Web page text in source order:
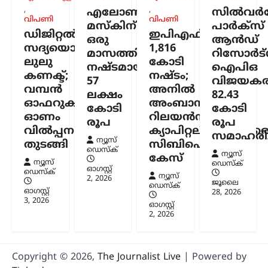
പിന്തുണവേണ്ട, പിന്നില്‍
നിന്ന് കുത്തരുത്; എംവി
ജയരാജനെതിരെ
അര്‍ജുന്‍ ആയങ്കി
ന്യൂസ് ഡെസ്ക്
ഓഗസ്റ്റ്‌ 8, 2026
പൊലീസിനെ ഭീഷണിപ്പെടുത്തിയ
കേസിൽ ഒളിവിൽ കഴിയുന്ന അർജുൻ
ആയങ്കിയെ കണ്ടെത്താനുള്ള
അന്വേഷണം ശക്തമാക്കി പൊലീസ്.
കേസുമായി ബന്ധപ്പെട്ട് ഒളിവിൽ
കഴിയാൻ സഹായം നൽകിയ അഞ്ച്
പേരെ പൊലീസ്…
,
വിപണി
ഡിജിറ്റൽ
സദ്യയൊരുക്കി
ലുലു
കണക്ട്;
വമ്പൻ
ഓഫറുകളുമായി
ഓണം
വിൽപ്പന
തുടങ്ങി
ന്യൂസ്
ഡെസ്ക്
ഓഗസ്റ്റ്‌
3, 2026
എലോൺ
മസ്കിന്
ഒരു
മാസത്തിനുള്ളിൽ
നഷ്ടമായത്
57
ലക്ഷം
കോടി
രൂപ
ന്യൂസ്
ഡെസ്ക്
ഓഗസ്റ്റ്‌
2, 2026
,
വിപണി
ഇപിഎഫ്ഒയ്ക്ക്
1,816
കോടി
നഷ്ടം;
അനിൽ
അംബാനിക്കും
റിലയൻസ്
സിബിഐ
കേസ്
ന്യൂസ്
ഡെസ്ക്
ഓഗസ്റ്റ്‌
2, 2026
പാർക്സ്
ആൻഡ്
ഐപിഒ
82.43
കോടി
രൂപ
ന്യൂസ്
ഡെസ്ക്
ജൂലൈ
28, 2026
Copyright © 2026, The Journalist Live | Powered by